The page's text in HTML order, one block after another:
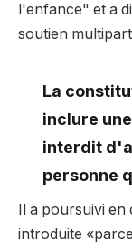
l'enfance" et a
soutien
La
inclure
interdit
personne
Il a poursuivi en
introduite